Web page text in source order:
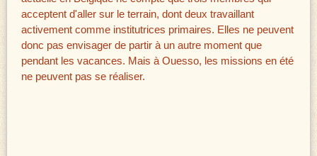
acceptent d'aller sur le terrain, dont deux travaillant
activement comme institutrices primaires. Elles ne peuvent
donc pas envisager de partir à un autre moment que
pendant les vacances. Mais à Ouesso, les missions en été
ne peuvent pas se réaliser.